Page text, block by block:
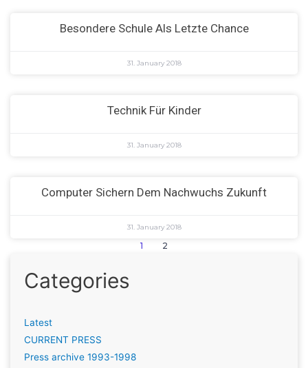
Besondere Schule Als Letzte Chance
31. January 2018
Technik Für Kinder
31. January 2018
Computer Sichern Dem Nachwuchs Zukunft
31. January 2018
1 2
Categories
Latest
CURRENT PRESS
Press archive 1993-1998